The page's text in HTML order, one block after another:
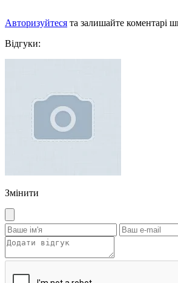
Авторизуйтеся та залишайте коментарі
Відгуки:
Змінити